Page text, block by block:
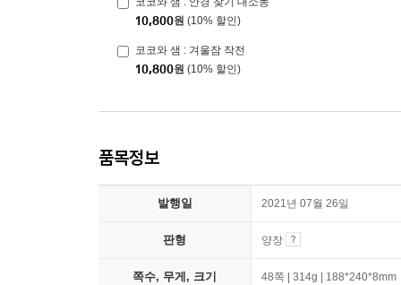
10,800원 (10% 할인)
코코와 샘 : 겨울잠 작전
10,800원 (10% 할인)
품목정보
발행일 2021년 07월 26일
판형 양장
쪽수, 무게, 크기 48쪽 | 314g | 188*240*8mm